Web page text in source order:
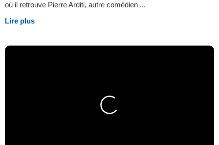
où il retrouve Pierre Arditi, autre comédien ...
Lire plus